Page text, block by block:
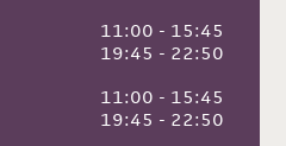
11:00 - 15:45
19:45 - 22:50
11:00 - 15:45
19:45 - 22:50